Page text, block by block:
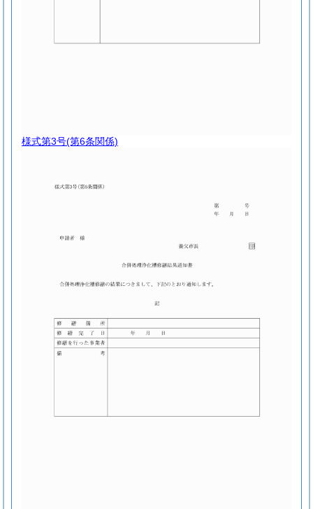
様式第3号(第6条関係)